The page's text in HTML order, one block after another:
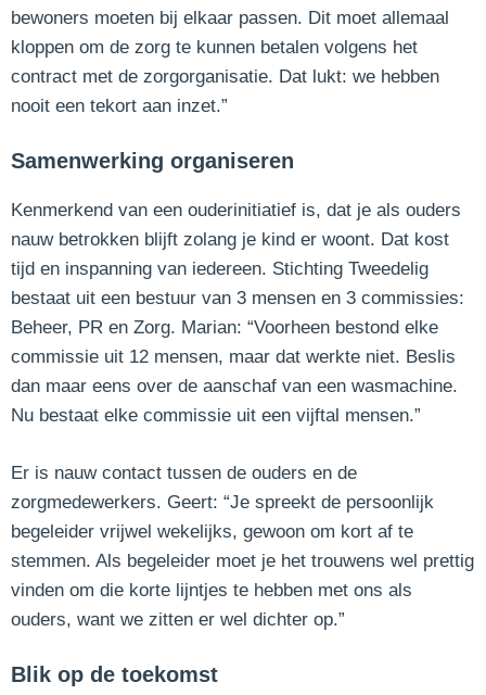
bewoners moeten bij elkaar passen. Dit moet allemaal
kloppen om de zorg te kunnen betalen volgens het
contract met de zorgorganisatie. Dat lukt: we hebben
nooit een tekort aan inzet.”
Samenwerking organiseren
Kenmerkend van een ouderinitiatief is, dat je als ouders
nauw betrokken blijft zolang je kind er woont. Dat kost
tijd en inspanning van iedereen. Stichting Tweedelig
bestaat uit een bestuur van 3 mensen en 3 commissies:
Beheer, PR en Zorg. Marian: “Voorheen bestond elke
commissie uit 12 mensen, maar dat werkte niet. Beslis
dan maar eens over de aanschaf van een wasmachine.
Nu bestaat elke commissie uit een vijftal mensen.”
Er is nauw contact tussen de ouders en de
zorgmedewerkers. Geert: “Je spreekt de persoonlijk
begeleider vrijwel wekelijks, gewoon om kort af te
stemmen. Als begeleider moet je het trouwens wel prettig
vinden om die korte lijntjes te hebben met ons als
ouders, want we zitten er wel dichter op.”
Blik op de toekomst